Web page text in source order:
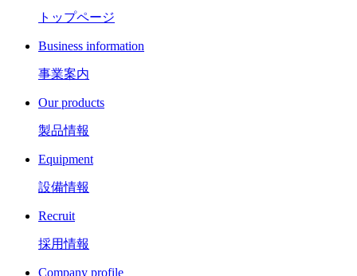
トップページ
Business information
事業案内
Our products
製品情報
Equipment
設備情報
Recruit
採用情報
Company profile